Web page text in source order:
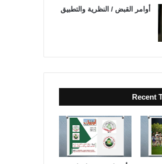
أوامر القبض / النظرية والتطبيق
Recent